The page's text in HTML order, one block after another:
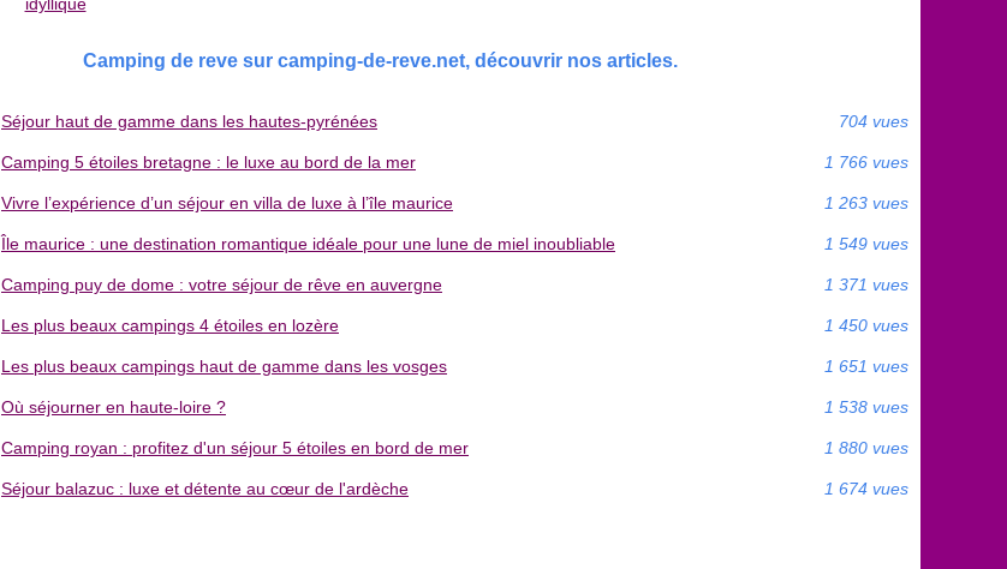
Camping de reve sur camping-de-reve.net, découvrir nos articles.
Séjour haut de gamme dans les hautes-pyrénées 704 vues
Camping 5 étoiles bretagne : le luxe au bord de la mer 1 766 vues
Vivre l’expérience d’un séjour en villa de luxe à l’île maurice 1 263 vues
Île maurice : une destination romantique idéale pour une lune de miel inoubliable 1 549 vues
Camping puy de dome : votre séjour de rêve en auvergne 1 371 vues
Les plus beaux campings 4 étoiles en lozère 1 450 vues
Les plus beaux campings haut de gamme dans les vosges 1 651 vues
Où séjourner en haute-loire ? 1 538 vues
Camping royan : profitez d'un séjour 5 étoiles en bord de mer 1 880 vues
Séjour balazuc : luxe et détente au cœur de l'ardèche 1 674 vues